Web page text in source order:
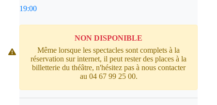
19:00
NON DISPONIBLE
Même lorsque les spectacles sont complets à la
réservation sur internet, il peut rester des places à la
billetterie du théâtre, n'hésitez pas à nous contacter
au 04 67 99 25 00.